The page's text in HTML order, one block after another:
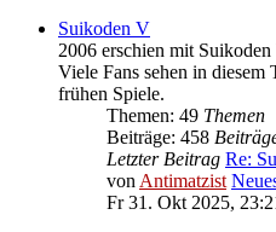
Suikoden V
2006 erschien mit
Viele Fans sehen in
frühen Spiele.
Themen: 49 Themen
Beiträge: 458
Letzter Beitrag Re:
vonAntimatzist
Fr 31. Okt 2025,